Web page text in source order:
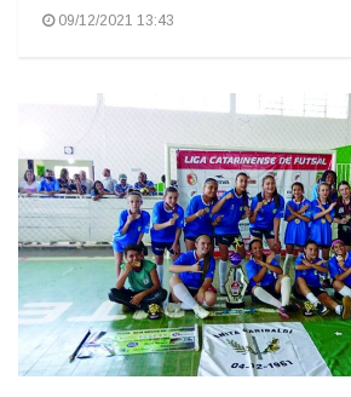
09/12/2021 13:43